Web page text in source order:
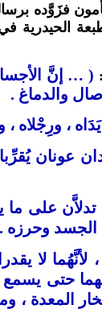
فزَوَّده
( … إنَّ
والدماغ .
، ورِجْلاه ،
عونان
تدلاَّن على
الجسد وحرزه .
، لأنَّهُما لا
حتى
المعدة